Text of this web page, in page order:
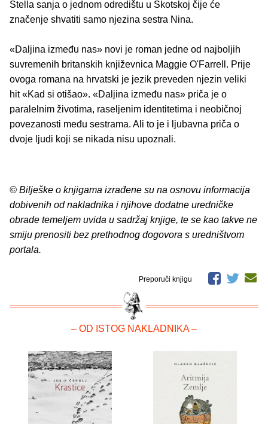
Stella sanja o jednom odredištu u Škotskoj čije će
značenje shvatiti samo njezina sestra Nina.
«Daljina između nas» novi je roman jedne od najboljih
suvremenih britanskih književnica Maggie O'Farrell. Prije
ovoga romana na hrvatski je jezik preveden njezin veliki
hit «Kad si otišao». «Daljina između nas» priča je o
paralelnim životima, raseljenim identitetima i neobičnoj
povezanosti među sestrama. Ali to je i ljubavna priča o
dvoje ljudi koji se nikada nisu upoznali.
© Bilješke o knjigama izrađene su na osnovu informacija
dobivenih od nakladnika i njihove dodatne uredničke
obrade temeljem uvida u sadržaj knjige, te se kao takve ne
smiju prenositi bez prethodnog dogovora s uredništvom
portala.
Preporuči knjigu
– OD ISTOG NAKLADNIKA –